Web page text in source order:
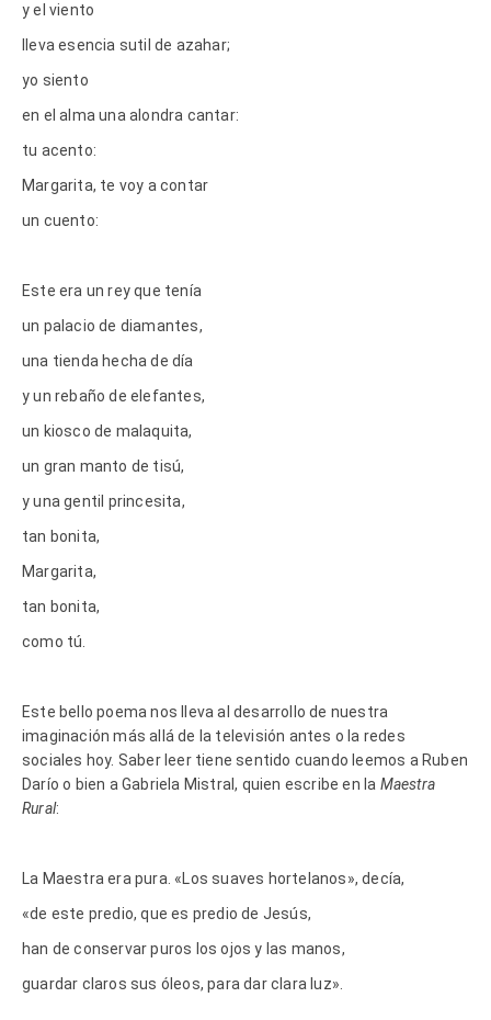
y el viento
lleva esencia sutil de azahar;
yo siento
en el alma una alondra cantar:
tu acento:
Margarita, te voy a contar
un cuento:
Este era un rey que tenía
un palacio de diamantes,
una tienda hecha de día
y un rebaño de elefantes,
un kiosco de malaquita,
un gran manto de tisú,
y una gentil princesita,
tan bonita,
Margarita,
tan bonita,
como tú.
Este bello poema nos lleva al desarrollo de nuestra
imaginación más allá de la televisión antes o la redes
sociales hoy. Saber leer tiene sentido cuando leemos a Ruben
Darío o bien a Gabriela Mistral, quien escribe en la Maestra
Rural:
La Maestra era pura. «Los suaves hortelanos», decía,
«de este predio, que es predio de Jesús,
han de conservar puros los ojos y las manos,
guardar claros sus óleos, para dar clara luz».